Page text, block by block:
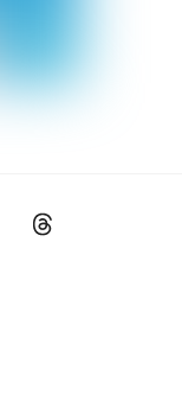
Tiktok